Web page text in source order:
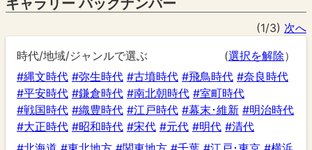
ギャラリー バックナンバー
(1/3) 次へ
時代/地域/ジャンルで選ぶ
(選択を解除）
#縄文時代 #弥生時代 #古墳時代 #飛鳥時代 #奈良時代
#平安時代 #鎌倉時代 #南北朝時代 #室町時代
#戦国時代 #織豊時代 #江戸時代 #幕末･維新 #明治時代
#大正時代 #昭和時代 #宋代 #元代 #明代 #清代